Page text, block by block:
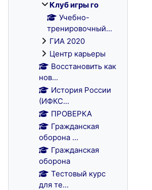
Клуб игры го
Учебно-
тренировочный...
ГИА 2020
Центр карьеры
Восстановить как
нов...
История России
(ИФКС...
ПРОВЕРКА
Гражданская
оборона ...
Гражданская
оборона
Тестовый курс
для те...